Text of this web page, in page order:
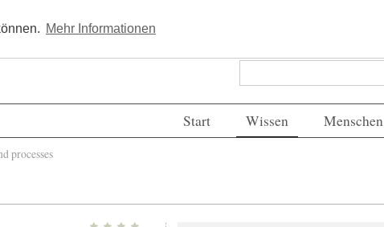
Mehr Informationen
Kostenlos registrieren
Suchformular
Start Wissen Menschen
processes